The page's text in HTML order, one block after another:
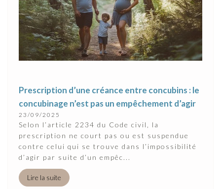
Prescription d’une créance entre concubins : le
concubinage n’est pas un empêchement d’agir
23/09/2025
Selon l’article 2234 du Code civil, la
prescription ne court pas ou est suspendue
contre celui qui se trouve dans l’impossibilité
d’agir par suite d’un empêc...
Lire la suite